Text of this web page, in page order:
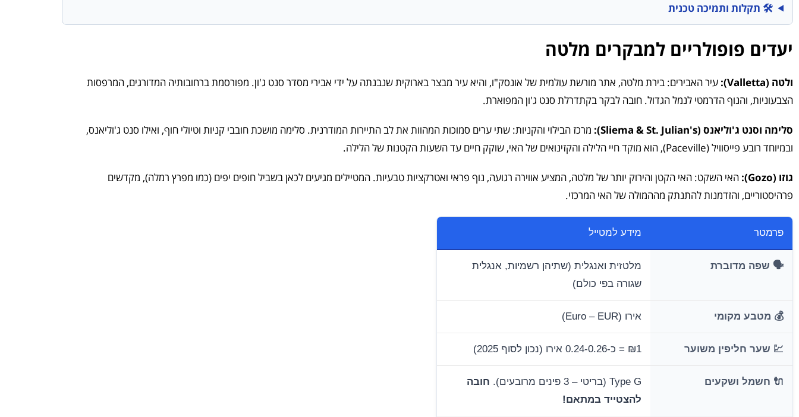
🛠️ תקלות ותמיכה טכנית
יעדים פופולריים למבקרים מלטה
ולטה (Valletta):
עיר האבירים: בירת מלטה, אתר מורשת עולמית של אונסק"ו, והיא עיר מבצר בארוקית שנבנתה על ידי אבירי מסדר סנט ג'ון. מפורסמת ברחובותיה המדורגים, המרפסות
הצבעוניות, והנוף הדרמטי לנמל הגדול. חובה לבקר בקתדרלת סנט ג'ון המפוארת.
סלימה וסנט ג'וליאנס (Sliema & St. Julian's):
מרכז הבילוי והקניות: שתי ערים סמוכות המהוות את לב התיירות המודרנית. סלימה מושכת חובבי קניות וטיולי חוף, ואילו סנט ג'וליאנס,
ובמיוחד רובע פייסוויל (Paceville), הוא מוקד חיי הלילה והקזינואים של האי, שוקק חיים עד השעות הקטנות של הלילה.
גוזו (Gozo):
האי השקט: האי הקטן והירוק יותר של מלטה, המציע אווירה רגועה, נוף פראי ואטרקציות טבעיות. המטיילים מגיעים לכאן בשביל חופים יפים (כמו מפרץ רמלה), מקדשים
פרהיסטוריים, והזדמנות להתנתק מההמולה של האי המרכזי.
פרמטר מידע למטייל
🗣️ שפה מדוברת
מלטזית ואנגלית (שתיהן רשמיות, אנגלית
שגורה בפי כולם)
💰 מטבע מקומי אירו (Euro – EUR)
💹 שער חליפין משוער ₪1 = כ-0.24-0.26 אירו (נכון לסוף 2025)
🔌 חשמל ושקעים Type G (בריטי – 3 פינים מרובעים).
חובה
להצטייד במתאם!